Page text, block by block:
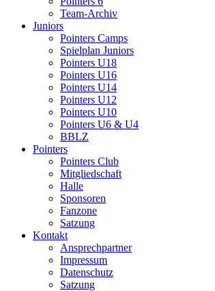
Team-Archiv
Juniors
Pointers Camps
Spielplan Juniors
Pointers U18
Pointers U16
Pointers U14
Pointers U12
Pointers U10
Pointers U6 & U4
BBLZ
Pointers
Pointers Club
Mitgliedschaft
Halle
Sponsoren
Fanzone
Satzung
Kontakt
Ansprechpartner
Impressum
Datenschutz
Satzung